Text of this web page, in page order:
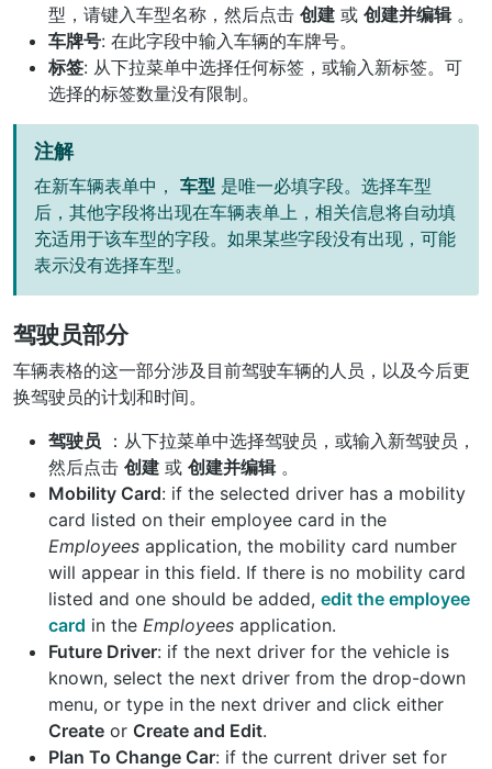
型，请键入车型名称，然后点击 创建 或 创建并编辑。
车牌号: 在此字段中输入车辆的车牌号。
标签: 从下拉菜单中选择任何标签，或输入新标签。可
选择的标签数量没有限制。
注解
在新车辆表单中， 车型 是唯一必填字段。选择车型
后，其他字段将出现在车辆表单上，相关信息将自动填
充适用于该车型的字段。如果某些字段没有出现，可能
表示没有选择车型。
驾驶员部分
车辆表格的这一部分涉及目前驾驶车辆的人员，以及今后更
换驾驶员的计划和时间。
驾驶员 ：从下拉菜单中选择驾驶员，或输入新驾驶员，
然后点击 创建 或 创建并编辑。
Mobility Card: if the selected driver has a mobility
card listed on their employee card in the
Employees application, the mobility card number
will appear in this field. If there is no mobility card
listed and one should be added, edit the employee
card in the Employees application.
Future Driver: if the next driver for the vehicle is
known, select the next driver from the drop-down
menu, or type in the next driver and click either
Create or Create and Edit.
Plan To Change Car: if the current driver set for